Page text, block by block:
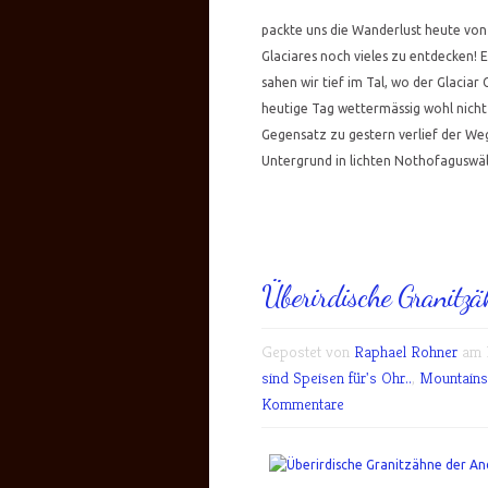
packte uns die Wanderlust heute
Glaciares noch vieles zu entdecken!
sahen wir tief im Tal, wo der Glaciar
heutige Tag wettermässig wohl
Gegensatz zu gestern verlief der
Untergrund in lichten
Überirdische
Gepostet von Raphael Rohner am
sind Speisen für's Ohr.., Mountains
Kommentare